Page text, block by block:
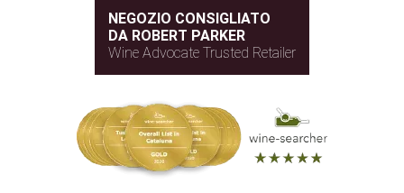
NEGOZIO CONSIGLIATO
DA ROBERT PARKER
Wine Advocate Trusted Retailer